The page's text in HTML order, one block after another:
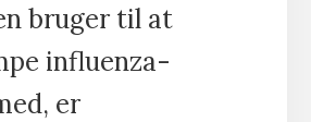
bruger til at
influenza-
er